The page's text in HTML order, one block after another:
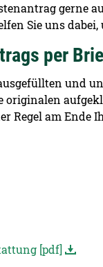
gerne
Sie uns
per
und
originalen
Regel am Ende
[pdf]